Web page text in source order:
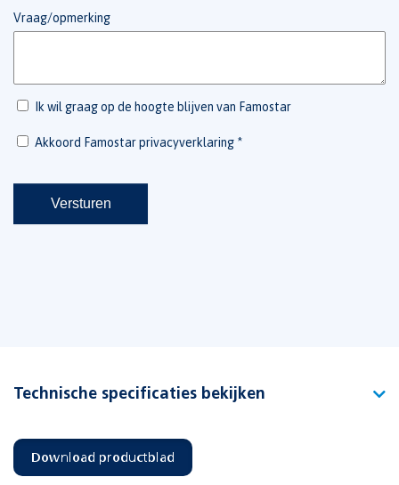
Technische specificaties bekijken
Artikelnummer 121740
Download productblad